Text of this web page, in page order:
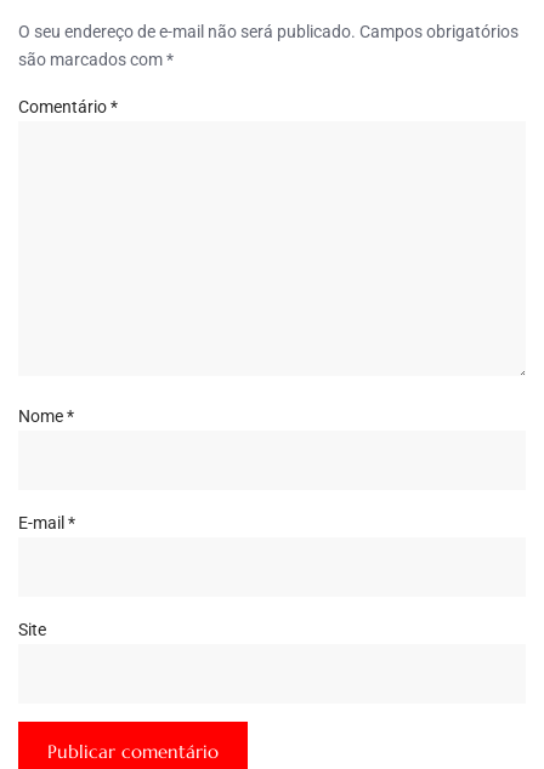
O seu endereço de e-mail não será publicado. Campos obrigatórios
são marcados com*
Comentário*
Nome*
E-mail *
Site